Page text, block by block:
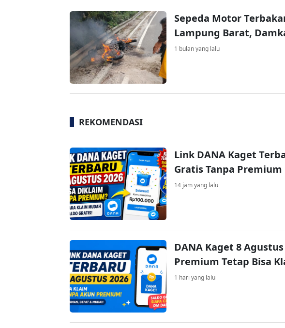
Sepeda Motor
Lampung Barat,
1 bulan yang lalu
REKOMENDASI
Link DANA Kaget
Gratis Tanpa Premium
14 jam yang lalu
DANA Kaget 8
Premium Tetap Bisa
1 hari yang lalu